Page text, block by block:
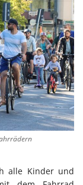
alle Kinder und